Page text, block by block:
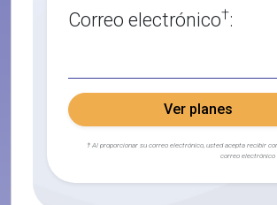
Correo electrónico†:
Ver planes
† Al proporcionar su correo electrónico, usted acepta recibir
correo electrónico